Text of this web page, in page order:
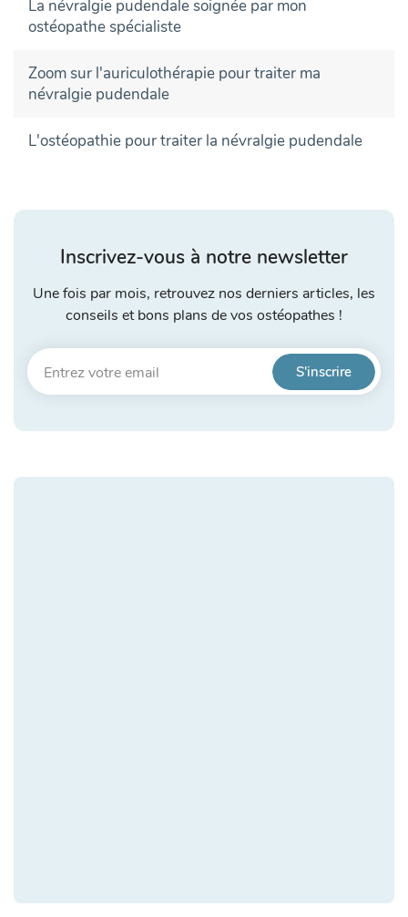
La névralgie pudendale soignée par mon
ostéopathe spécialiste
Zoom sur l'auriculothérapie pour traiter ma
névralgie pudendale
L'ostéopathie pour traiter la névralgie pudendale
Inscrivez-vous à notre newsletter
Une fois par mois, retrouvez nos derniers articles, les
conseils et bons plans de vos ostéopathes !